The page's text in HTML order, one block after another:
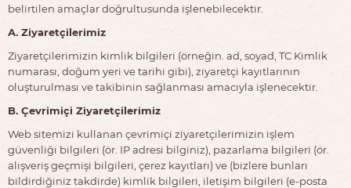
belirtilen amaçlar doğrultusunda işlenebilecektir.
A. Ziyaretçilerimiz
Ziyaretçilerimizin kimlik bilgileri (örneğin. ad, soyad, TC Kimlik
numarası, doğum yeri ve tarihi gibi), ziyaretçi kayıtlarının
oluşturulması ve takibinin sağlanması amacıyla işlenecektir.
B. Çevrimiçi Ziyaretçilerimiz
Web sitemizi kullanan çevrimiçi ziyaretçilerimizin işlem
güvenliği bilgileri (ör. IP adresi bilginiz), pazarlama bilgileri (ör.
alışveriş geçmişi bilgileri, çerez kayıtları) ve (bizlere bunları
bildirdiğiniz takdirde) kimlik bilgileri, iletişim bilgileri (e-posta